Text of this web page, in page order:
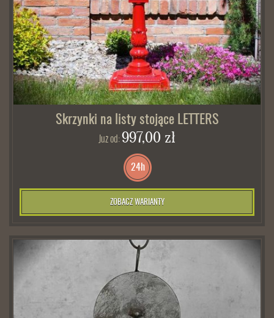
Skrzynki na listy stojące LETTERS
Już od:997,00 zł
24h
ZOBACZ WARIANTY